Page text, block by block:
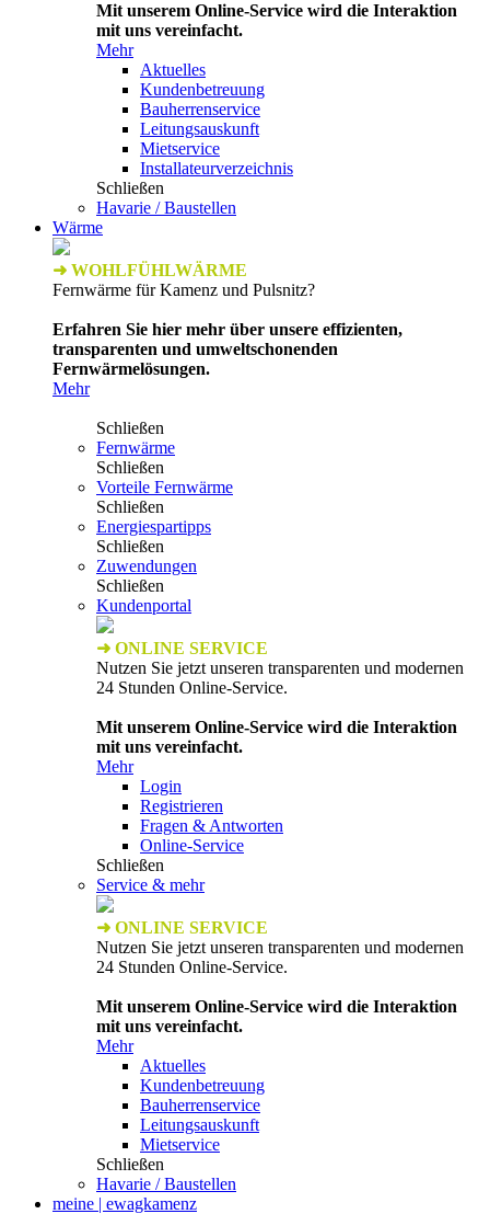
Mit unserem Online-Service wird die Interaktion
mit uns vereinfacht.
Mehr
Aktuelles
Kundenbetreuung
Bauherrenservice
Leitungsauskunft
Mietservice
Installateurverzeichnis
Schließen
Havarie / Baustellen
Wärme
➜ WOHLFÜHLWÄRME
Fernwärme für Kamenz und Pulsnitz?
Erfahren Sie hier mehr über unsere effizienten,
transparenten und umweltschonenden
Fernwärmelösungen.
Mehr
Schließen
Fernwärme
Schließen
Vorteile Fernwärme
Schließen
Energiespartipps
Schließen
Zuwendungen
Schließen
Kundenportal
➜ ONLINE SERVICE
Nutzen Sie jetzt unseren transparenten und modernen
24 Stunden Online-Service.
Mit unserem Online-Service wird die Interaktion
mit uns vereinfacht.
Mehr
Login
Registrieren
Fragen & Antworten
Online-Service
Schließen
Service & mehr
➜ ONLINE SERVICE
Nutzen Sie jetzt unseren transparenten und modernen
24 Stunden Online-Service.
Mit unserem Online-Service wird die Interaktion
mit uns vereinfacht.
Mehr
Aktuelles
Kundenbetreuung
Bauherrenservice
Leitungsauskunft
Mietservice
Schließen
Havarie / Baustellen
meine | ewagkamenz